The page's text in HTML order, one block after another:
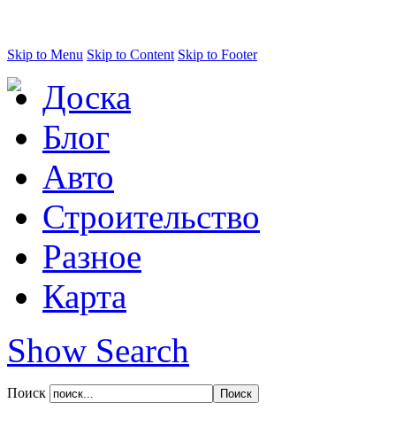
Skip to Menu Skip to Content Skip to Footer
Доска
Блог
Авто
Строительство
Разное
Карта
Show Search
Поиск